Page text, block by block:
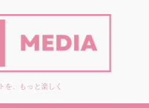
を、もっと楽しく